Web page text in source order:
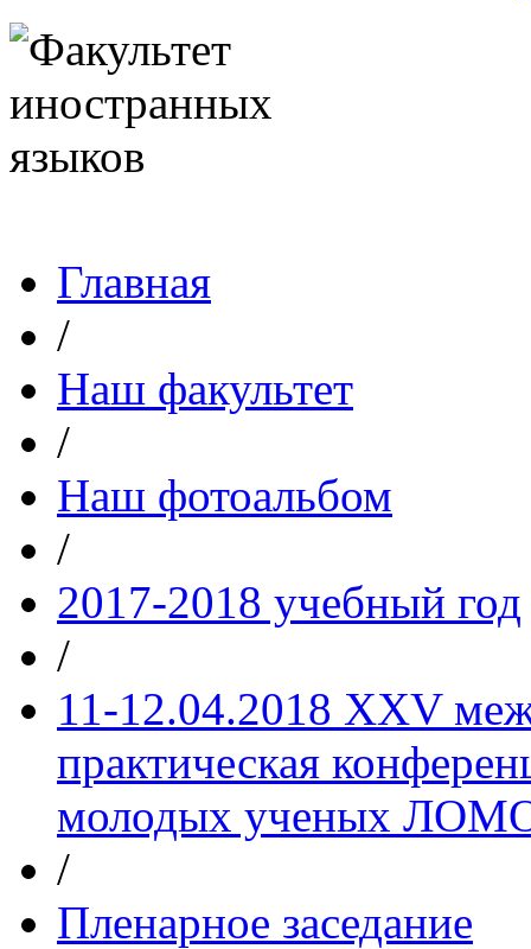
Главная
/
Наш факультет
/
Наш фотоальбом
/
2017-2018 учебный год
/
11-12.04.2018 XXV
практическая
молодых ученых
/
Пленарное заседание